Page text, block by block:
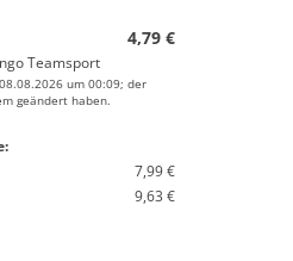
4,79 €
Teamsport
um 00:09; der
geändert haben.
7,99 €
9,63 €